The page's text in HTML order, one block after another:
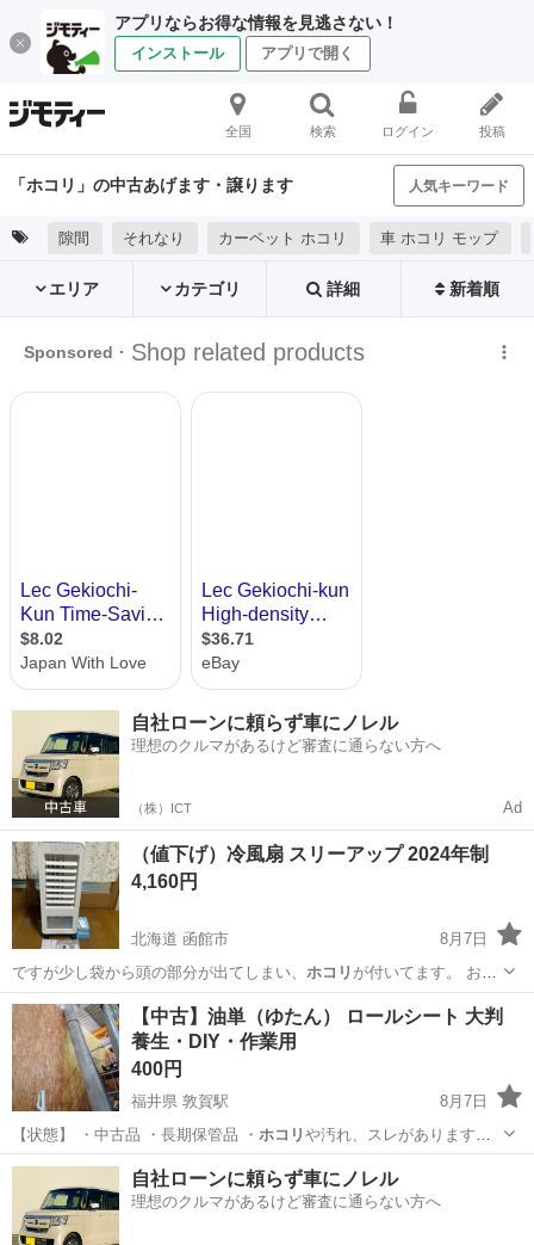
アプリならお得な情報を見逃さない！
インストール アプリで開く
全国 検索 ログイン 投稿
「ホコリ」の中古あげます・譲ります 人気キーワード
隙間 それなり カーペット ホコリ 車 ホコリ モップ
エリア カテゴリ 詳細 新着順
自社ローンに頼らず車にノレル
理想のクルマがあるけど審査に通らない方へ
（株）ICT Ad
（値下げ）冷風扇 スリーアップ 2024年制
4,160円
北海道 函館市
8月7日
ですが少し袋から頭の部分が出てしまい、 ホコリ が付いてます。 お渡
しする際は除菌シー…
北海道 函館市 その他 保冷剤
【中古】油単（ゆたん） ロールシート 大判
養生・DIY・作業用
400円
福井県 敦賀駅
8月7日
【状態】 ・中古品 ・長期保管品 ・ ホコリ や汚れ、スレがあります・
現状渡しとなり…
福井 福井市 敦賀駅 その他
自社ローンに頼らず車にノレル
理想のクルマがあるけど審査に通らない方へ